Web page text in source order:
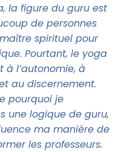
la figure du guru est
de personnes
spirituel pour
Pourtant, le yoga
l’autonomie, à
au discernement.
pourquoi je
une logique de guru,
ma manière de
les professeurs.